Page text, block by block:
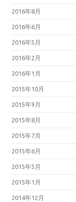
2016年8月
2016年6月
2016年5月
2016年2月
2016年1月
2015年10月
2015年9月
2015年8月
2015年7月
2015年6月
2015年5月
2015年1月
2014年12月